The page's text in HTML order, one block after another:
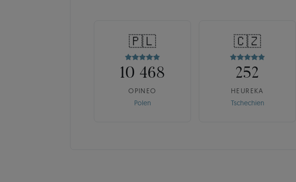
🇵🇱
10 468
OPINEO
Polen
🇨🇿
252
HEUREKA
Tschechien